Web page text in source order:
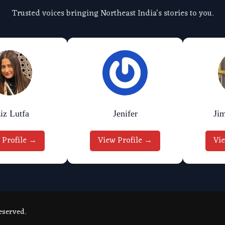
Trusted voices bringing Northeast India's stories to you.
Lutfa
Profile →
Jenifer
View Profile →